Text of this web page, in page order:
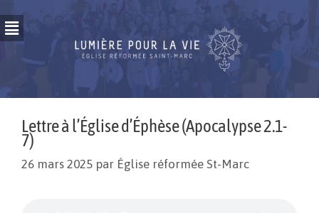
Lettre à l’Église d’Éphèse (Apocalypse 2.1-
7)
26 mars 2025 par Église réformée St-Marc